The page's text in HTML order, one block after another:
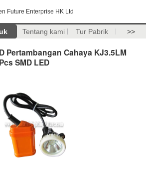
Future Enterprise HK Ltd
Tentang kami Tur Pabrik >>
Pertambangan Cahaya KJ3.5LM
SMD LED